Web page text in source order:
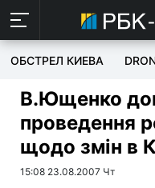
ОБСТРЕЛ КИЕВА
В.Ющенко
проведення
щодо змін в
15:08 23.08.2007 Чт